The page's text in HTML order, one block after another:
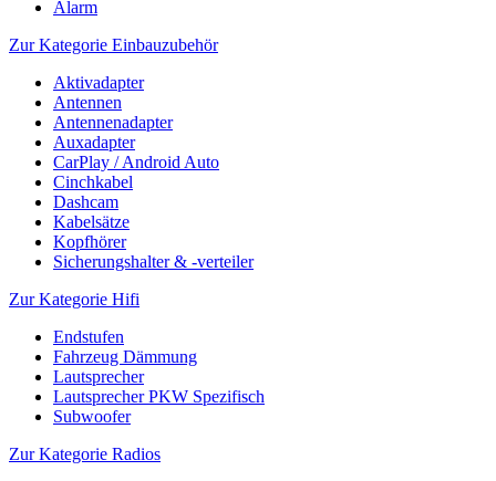
Alarm
Zur Kategorie Einbauzubehör
Aktivadapter
Antennen
Antennenadapter
Auxadapter
CarPlay / Android Auto
Cinchkabel
Dashcam
Kabelsätze
Kopfhörer
Sicherungshalter & -verteiler
Zur Kategorie Hifi
Endstufen
Fahrzeug Dämmung
Lautsprecher
Lautsprecher PKW Spezifisch
Subwoofer
Zur Kategorie Radios